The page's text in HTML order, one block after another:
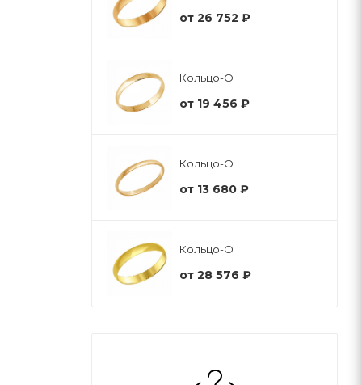
от 26 752 ₽
Кольцо-О
от 19 456 ₽
Кольцо-О
от 13 680 ₽
Кольцо-О
от 28 576 ₽